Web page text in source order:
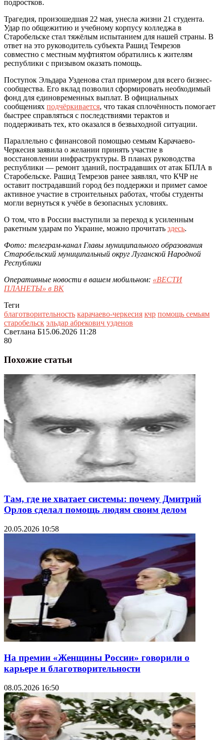
подростков.
Трагедия, произошедшая 22 мая, унесла жизни 21 студента.
Удар по общежитию и учебному корпусу колледжа в
Старобельске стал тяжёлым испытанием для нашей страны. В
ответ на это руководитель субъекта Рашид Темрезов
совместно с местным муфтиятом обратились к жителям
республики с призывом оказать помощь.
Поступок Эльдара Узденова стал примером для всего бизнес-
сообщества. Его вклад позволил сформировать необходимый
фонд для единовременных выплат. В официальных
сообщениях подчёркивается, что такая сплочённость помогает
быстрее справляться с последствиями терактов и
поддерживать тех, кто оказался в безвыходной ситуации.
Параллельно с финансовой помощью семьям Карачаево-
Черкесия заявила о желании принять участие в
восстановлении инфраструктуры. В планах руководства
республики — ремонт зданий, пострадавших от атак БПЛА в
Старобельске. Рашид Темрезов ранее заявлял, что КЧР не
оставит пострадавший город без поддержки и примет самое
активное участие в строительных работах, чтобы студенты
могли вернуться к учёбе в безопасных условиях.
О том, что в России выступили за переход к усиленным
ракетным ударам по Украине, можно прочитать здесь.
Фото: телеграм-канал Главы муниципального образования
Старобельский муниципальный округ Луганской Народной
Республики
Оперативные новости в вашем мобильном: «ВЕСТИ
ПЛАНЕТЫ» в ВК
Теги
благотворительность карачаево-черкесия кчр помощь семьям
старобельск эльдар абрекович узденов
Светлана Б15.06.2026 11:28
80
Похожие статьи
Там, где не хватает системы: почему Дмитрий
Орлов сделал помощь людям своим делом
20.05.2026 10:58
На премии «Женщины России» говорили о
карьере и благотворительности
08.05.2026 16:50